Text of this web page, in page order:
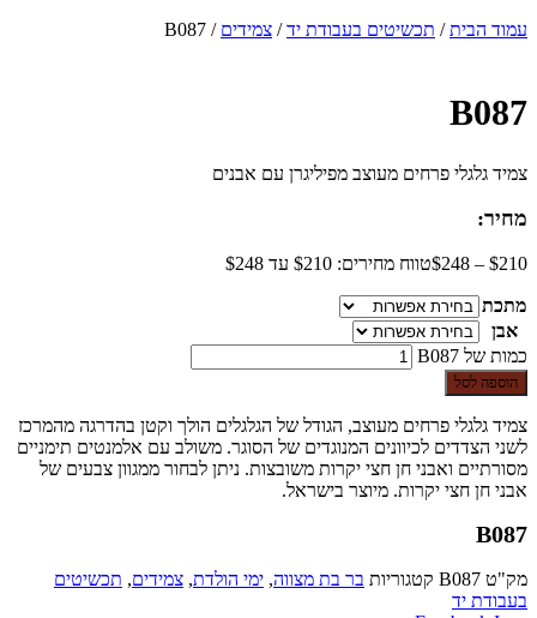
עמוד הבית/ תכשיטים בעבודת יד/ צמידים / B087
B087
צמיד גלגלי פרחים מעוצב מפיליגרן עם אבנים
מחיר:
$210
–
$248 טווח מחירים: ⁦$210⁩ עד ⁦$248⁩
מתכת
אבן
כמות של B087
הוספה לסל
צמיד גלגלי פרחים מעוצב, הגודל של הגלגלים הולך וקטן בהדרגה מהמרכז
לשני הצדדים לכיוונים המנוגדים של הסוגר. משולב עם אלמנטים תימניים
מסורתיים ואבני חן חצי יקרות משובצות. ניתן לבחור ממגוון צבעים של
אבני חן חצי יקרות. מיוצר בישראל.
B087
מק"ט B087 קטגוריות בר בת מצווה, ימי הולדת, צמידים, תכשיטים
בעבודת יד